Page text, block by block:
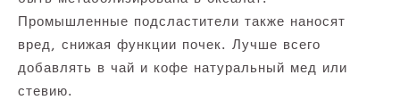
Промышленные подсластители также наносят
вред, снижая функции почек. Лучше всего
добавлять в чай и кофе натуральный мед или
стевию.